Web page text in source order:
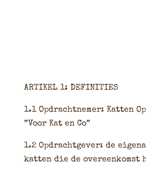
ARTIKEL 1: DEFINITIES
1.1 Opdrachtnemer: Katten
”Voor Kat en Co”
1.2 Opdrachtgever: de
katten die de overeenkomst